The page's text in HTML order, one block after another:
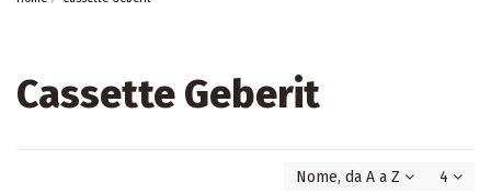
Cassette Geberit
Nome, da A a Z 4